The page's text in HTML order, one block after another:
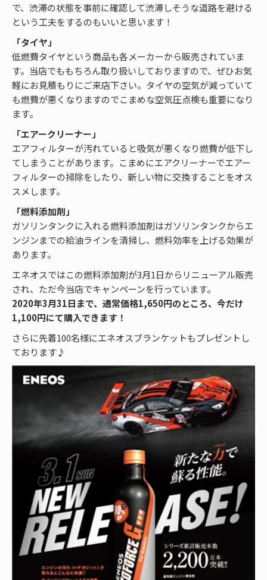
で、渋滞の状態を事前に確認して渋滞しそうな道路を避ける
という工夫をするのもいいと思います！
「タイヤ」
低燃費タイヤという商品も各メーカーから販売されていま
す。当店でももちろん取り扱いしておりますので、ぜひお気
軽にお見積もりにご来店下さい。タイヤの空気が減っていて
も燃費が悪くなりますのでこまめな空気圧点検も重要になり
ます。
「エアークリーナー」
エアフィルターが汚れていると吸気が悪くなり燃費が低下し
てしまうことがあります。こまめにエアクリーナーでエアー
フィルターの掃除をしたり、新しい物に交換することをオス
スメします。
「燃料添加剤」
ガソリンタンクに入れる燃料添加剤はガソリンタンクからエ
ンジンまでの給油ラインを清掃し、燃料効率を上げる効果が
あります。
エネオスではこの燃料添加剤が3月1日からリニューアル販売
され、ただ今当店でキャンペーンを行っています。
2020年3月31日まで、通常価格1,650円のところ、今だけ
1,100円にて購入できます！
さらに先着100名様にエネオスブランケットもプレゼントし
ております♪